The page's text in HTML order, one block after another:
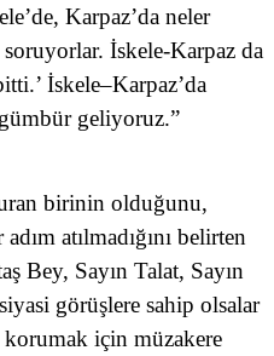
Karpaz’da neler
İskele-Karpaz da
İskele–Karpaz’da
geliyoruz.”
birinin olduğunu,
atılmadığını belirten
Bey, Sayın Talat, Sayın
görüşlere sahip olsalar
korumak için müzakere